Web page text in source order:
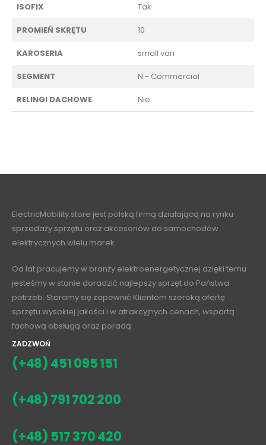
ISOFIX Tak
PROMIEŃ SKRĘTU 10
KAROSERIA small van
SEGMENT N - Commercial
RELINGI DACHOWE Nie
ElectricMobility.store jest polską firmą działającą na rynku
sprzedaży sprzętu oraz akcesoriów do samochodów
elektrycznych wielu marek.
Od lat pracujemy w branży elektroenergetycznej dzięki temu
jesteśmy w stanie doradzić najlepszy sprzęt do Państwa
potrzeb. Staramy się zapewnić Klientom szeroką ofertę
sprzętu wysokiej jakości i w atrakcyjnych cenach, wspartą
fachową obsługą oraz poradą.
ZADZWOŃ
(+48) 451 095 151
(+48) 791 702 200
(+48) 517 370 420